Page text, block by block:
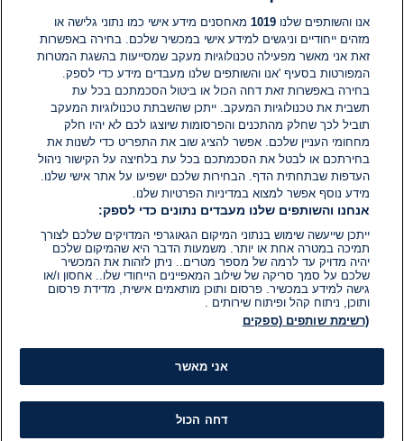
אין עדיין תגובות. היה הראשון להגיב
הוסף תגובה
אנו והשותפים שלנו1019 מאחסנים מידע אישי כמו נתוני גלישה או
מזהים ייחודיים וניגשים למידע אישי במכשיר שלכם. בחירה באפשרות
זאת אני מאשר מפעילה טכנולוגיות מעקב שמסייעות בהשגת המטרות
המפורטות בסעיף 'אנו והשותפים שלנו מעבדים מידע כדי לספק.
בחירה באפשרות זאת דחה הכול או ביטול הסכמתכם בכל עת
תשבית את טכנולוגיות המעקב. ייתכן שהשבתת טכנולוגיות המעקב
תוביל לכך שחלק מהתכנים והפרסומות שיוצגו לכם לא יהיו חלק
מחחומי העניין שלכם. אפשר להציג שוב את התפריט כדי לשנות את
בחירתכם או לבטל את הסכמתכם בכל עת בלחיצה על הקישור ניהול
העדפות שבתחתית הדף. הבחירות שלכם ישפיעו על אתר אישי שלנו.
מידע נוסף אפשר למצוא במדיניות הפרטיות שלנו.
אנחנו והשותפים שלנו מעבדים נתונים כדי לספק:
ייתכן שייעשה שימוש בנתוני המיקום הגאוגרפי המדויקים שלכם לצורך
תמיכה במטרה אחת או יותר. משמעות הדבר היא שהמיקום שלכם
יהיה מדויק עד לרמה של מספר מטרים.. ניתן לזהות את המכשיר
שלכם על סמך סריקה של שילוב המאפיינים הייחודי שלו.. אחסון ו/או
גישה למידע במכשיר. פרסום ותוכן מותאמים אישית, מדידת פרסום
ותוכן, ניתוח קהל ופיתוח שירותים .
(רשימת שותפים (ספקים
אני מאשר
דחה הכול